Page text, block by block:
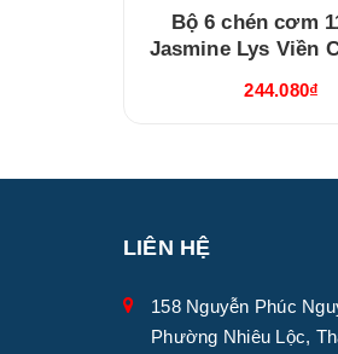
Bộ 6 chén cơm
Jasmine Lys Viền
244.080₫
LIÊN HỆ
158 Nguyễn Phúc
Phường Nhiêu Lộc,